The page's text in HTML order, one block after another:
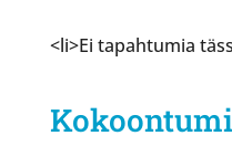
<li>Ei tapahtumia